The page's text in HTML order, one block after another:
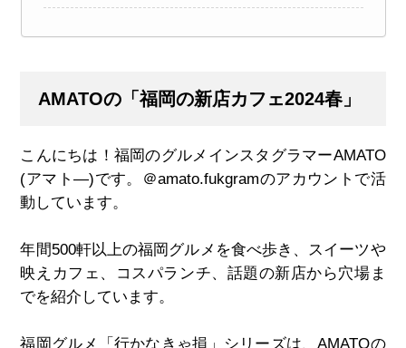
AMATOの「福岡の新店カフェ2024春」
こんにちは！福岡のグルメインスタグラマーAMATO
(アマト―)です。＠amato.fukgramのアカウントで活
動しています。
年間500軒以上の福岡グルメを食べ歩き、スイーツや
映えカフェ、コスパランチ、話題の新店から穴場ま
でを紹介しています。
福岡グルメ「行かなきゃ損」シリーズは、AMATOの